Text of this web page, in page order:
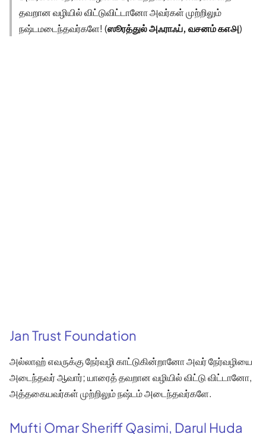
தவறான வழியில் விட்டுவிட்டானோ அவர்கள் முற்றிலும்
நஷ்டமடைந்தவர்களே! (ஸூரத்துல் அஃராஃப், வசனம் ௧௭௮)
Jan Trust Foundation
அல்லாஹ் எவருக்கு நேர்வழி காட்டுகின்றானோ அவர் நேர்வழியை
அடைந்தவர் ஆவார்; யாரைத் தவறான வழியில் விட்டு விட்டானோ,
அத்தகையவர்கள் முற்றிலும் நஷ்டம் அடைந்தவர்களே.
Mufti Omar Sheriff Qasimi, Darul Huda